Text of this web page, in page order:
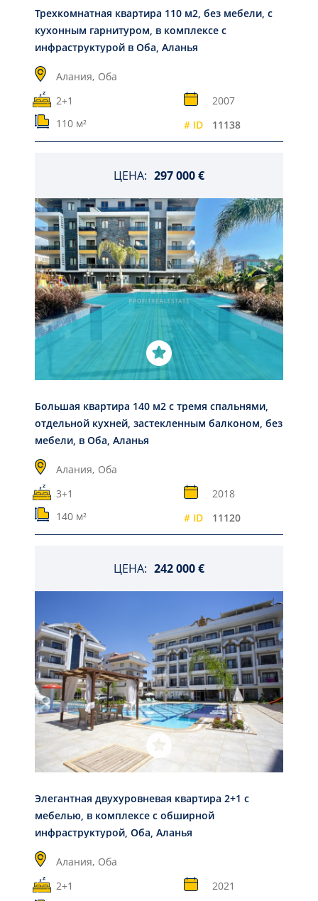
Трехкомнатная квартира 110 м2, без мебели, с
кухонным гарнитуром, в комплексе с
инфраструктурой в Оба, Аланья
Алания, Оба
2+1
2007
110 м²
# ID 11138
ЦЕНА: 297 000 €
Большая квартира 140 м2 с тремя спальнями,
отдельной кухней, застекленным балконом, без
мебели, в Оба, Аланья
Алания, Оба
3+1
2018
140 м²
# ID 11120
ЦЕНА: 242 000 €
Элегантная двухуровневая квартира 2+1 с
мебелью, в комплексе с обширной
инфраструктурой, Оба, Аланья
Алания, Оба
2+1
2021